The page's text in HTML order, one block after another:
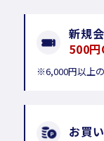
新規
500円
※6,000円以上
お買